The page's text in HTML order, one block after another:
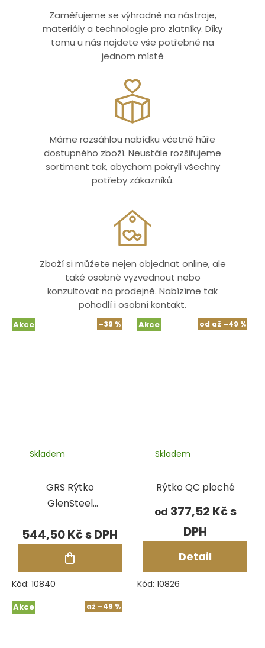
Zaměřujeme se výhradně na nástroje,
materiály a technologie pro zlatníky. Díky
tomu u nás najdete vše potřebné na
jednom místě
Máme rozsáhlou nabídku včetně hůře
dostupného zboží. Neustále rozšiřujeme
sortiment tak, abychom pokryli všechny
potřeby zákazníků.
Zboží si můžete nejen objednat online, ale
také osobně vyzvednout nebo
konzultovat na prodejně. Nabízíme tak
pohodlí i osobní kontakt.
Akce –39 %
GRS Rýtko
GlenSteel
ploché
Skladem
544,50 Kč
Kód: 10840
Akce od až –49 %
Rýtko QC ploché
Skladem
od 377,52 Kč
Detail
Kód: 10826
Akce až –49 %